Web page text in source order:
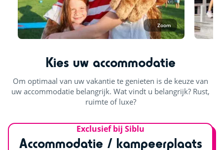
Zoom
Kies uw accommodatie
Om optimaal van uw vakantie te genieten is de keuze van
uw accommodatie belangrijk. Wat vindt u belangrijk? Rust,
ruimte of luxe?
Exclusief bij Siblu
Accommodatie / kampeerplaats